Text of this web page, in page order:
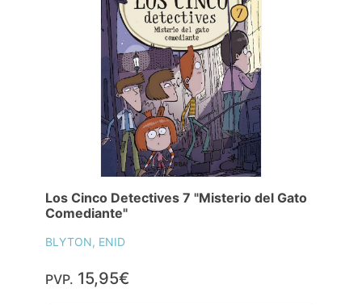
Los Cinco Detectives 7 "Misterio del Gato
Comediante"
BLYTON, ENID
PVP. 15,95€